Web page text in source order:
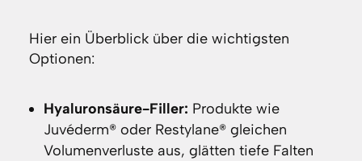
Hier ein Überblick über die wichtigsten
Optionen:
Hyaluronsäure-Filler: Produkte wie
Juvéderm® oder Restylane® gleichen
Volumenverluste aus, glätten tiefe Falten